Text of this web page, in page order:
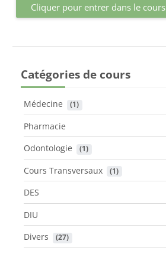
Cliquer pour entrer dans le cours
Catégories de cours
Médecine (1)
Pharmacie
Odontologie
(1)
Cours Transversaux (1)
DES
DIU
Divers
(27)